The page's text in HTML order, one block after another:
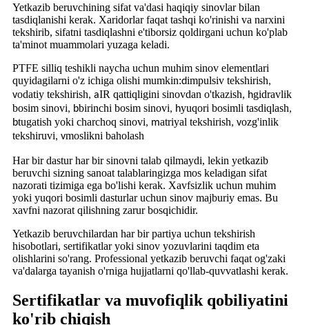
Yetkazib beruvchining sifat va'dasi haqiqiy sinovlar bilan
tasdiqlanishi kerak. Xaridorlar faqat tashqi ko'rinishi va narxini
tekshirib, sifatni tasdiqlashni e'tiborsiz qoldirgani uchun ko'plab
ta'minot muammolari yuzaga keladi.
PTFE silliq teshikli naycha uchun muhim sinov elementlari
quyidagilarni o'z ichiga olishi mumkin:dimpulsiv tekshirish,
vodatiy tekshirish, aIR qattiqligini sinovdan o'tkazish, hgidravlik
bosim sinovi, bbirinchi bosim sinovi, hyuqori bosimli tasdiqlash,
btugatish yoki charchoq sinovi, matriyal tekshirish, vozg'inlik
tekshiruvi, vmoslikni baholash
Har bir dastur har bir sinovni talab qilmaydi, lekin yetkazib
beruvchi sizning sanoat talablaringizga mos keladigan sifat
nazorati tizimiga ega bo'lishi kerak. Xavfsizlik uchun muhim
yoki yuqori bosimli dasturlar uchun sinov majburiy emas. Bu
xavfni nazorat qilishning zarur bosqichidir.
Yetkazib beruvchilardan har bir partiya uchun tekshirish
hisobotlari, sertifikatlar yoki sinov yozuvlarini taqdim eta
olishlarini so'rang. Professional yetkazib beruvchi faqat og'zaki
va'dalarga tayanish o'rniga hujjatlarni qo'llab-quvvatlashi kerak.
Sertifikatlar va muvofiqlik qobiliyatini
ko'rib chiqish